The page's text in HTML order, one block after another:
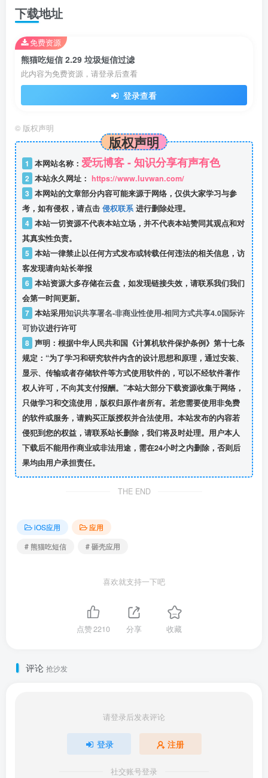
下载地址
熊猫吃短信 2.29 垃圾短信过滤
此内容为免费资源，请登录后查看
登录查看
免费资源
© 版权声明
版权声明
1 本网站名称： 爱玩博客 - 知识分享有声有色
2 本站永久网址： https://www.luvwan.com/
3 本网站的文章部分内容可能来源于网络，仅供大家学习与参
考，如有侵权，请点击 侵权联系进行删除处理。
4 本站一切资源不代表本站立场，并不代表本站赞同其观点和对
其真实性负责。
5 本站一律禁止以任何方式发布或转载任何违法的相关信息，访
客发现请向站长举报
6 本站资源大多存储在云盘，如发现链接失效，请联系我们我们
会第一时间更新。
7 本站采用知识共享署名-非商业性使用-相同方式共享4.0国际许
可协议进行许可
8 声明：根据中华人民共和国《计算机软件保护条例》第十七条
规定：“为了学习和研究软件内含的设计思想和原理，通过安装、
显示、传输或者存储软件等方式使用软件的，可以不经软件著作
权人许可，不向其支付报酬。”本站大部分下载资源收集于网络，
只做学习和交流使用，版权归原作者所有。若您需要使用非免费
的软件或服务，请购买正版授权并合法使用。本站发布的内容若
侵犯到您的权益，请联系站长删除，我们将及时处理。用户本人
下载后不能用作商业或非法用途，需在24小时之内删除，否则后
果均由用户承担责任。
THE END
iOS应用
应用
# 熊猫吃短信
# 砸壳应用
喜欢就支持一下吧
点赞2210 分享 收藏
评论 抢沙发
请登录后发表评论
登录 注册
社交账号登录